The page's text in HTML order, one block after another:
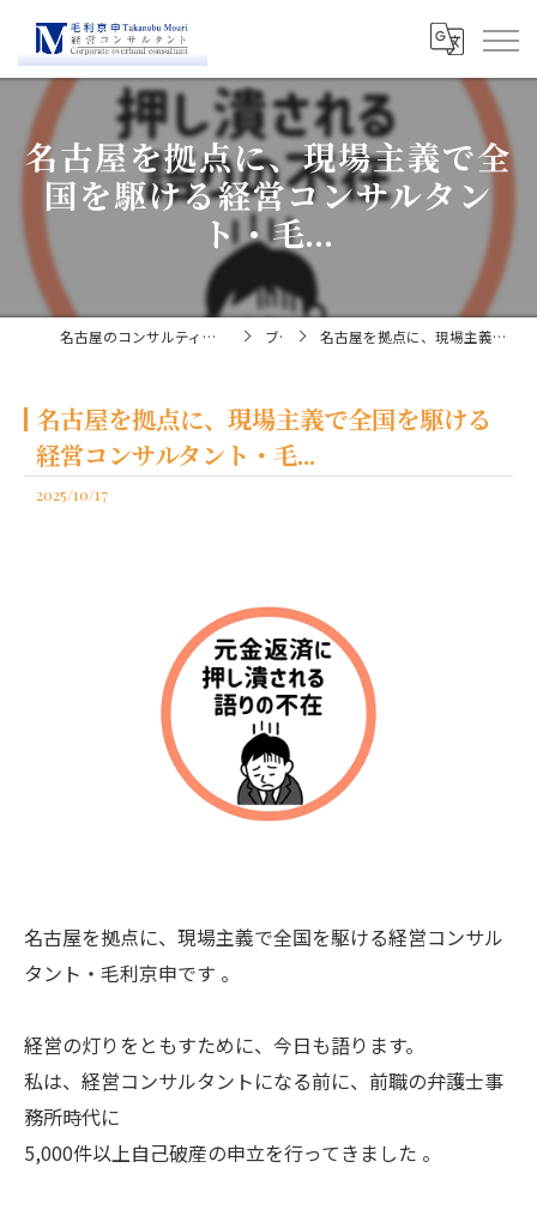
名古屋を拠点に、現場主義で全
国を駆ける経営コンサルタン
ト・毛...
名古屋のコンサルティングなら経営コンサルタント毛利京申 ブログ 名古屋を拠点に、現場主義で全国を駆ける経営コンサルタント・毛...
名古屋を拠点に、現場主義で全国を駆ける
経営コンサルタント・毛...
2025/10/17
名古屋を拠点に、現場主義で全国を駆ける経営コンサル
タント・毛利京申です 。
経営の灯りをともすために、今日も語ります。
私は、経営コンサルタントになる前に、前職の弁護士事
務所時代に
5,000件以上自己破産の申立を行ってきました 。